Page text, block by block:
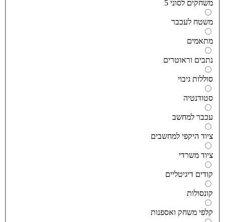
לסוני 5
לעכבר
וראוטרים
גיבוי
למחשב
היקפי למחשבים
משרדי
דיגיטליים
משחק ואספנות